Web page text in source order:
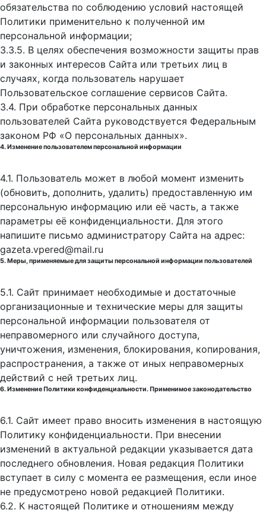
обязательства по соблюдению условий настоящей
Политики применительно к полученной им
персональной информации;
3.3.5. В целях обеспечения возможности защиты прав
и законных интересов Сайта или третьих лиц в
случаях, когда пользователь нарушает
Пользовательское соглашение сервисов Сайта.
3.4. При обработке персональных данных
пользователей Сайта руководствуется Федеральным
законом РФ «О персональных данных».
4. Изменение пользователем персональной информации
4.1. Пользователь может в любой момент изменить
(обновить, дополнить, удалить) предоставленную им
персональную информацию или её часть, а также
параметры её конфиденциальности. Для этого
напишите письмо администратору Сайта на адрес:
gazeta.vpered@mail.ru
5. Меры, применяемые для защиты персональной информации пользователей
5.1. Сайт принимает необходимые и достаточные
организационные и технические меры для защиты
персональной информации пользователя от
неправомерного или случайного доступа,
уничтожения, изменения, блокирования, копирования,
распространения, а также от иных неправомерных
действий с ней третьих лиц.
6. Изменение Политики конфиденциальности. Применимое законодательство
6.1. Сайт имеет право вносить изменения в настоящую
Политику конфиденциальности. При внесении
изменений в актуальной редакции указывается дата
последнего обновления. Новая редакция Политики
вступает в силу с момента ее размещения, если иное
не предусмотрено новой редакцией Политики.
6.2. К настоящей Политике и отношениям между